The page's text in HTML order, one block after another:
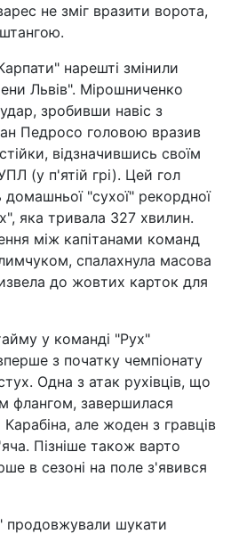
не зміг вразити ворота,
нарешті змінили
Львів". Мірошниченко
зробивши навіс з
Педросо головою вразив
відзначившись своїм
(у п'ятій грі). Цей гол
домашньої "сухої" рекордної
яка тривала 327 хвилин.
між капітанами команд
спалахнула масова
до жовтих карток для
у команді "Рух"
з початку чемпіонату
Одна з атак рухівців, що
флангом, завершилася
але жоден з гравців
Пізніше також варто
в сезоні на поле з'явився
продовжували шукати